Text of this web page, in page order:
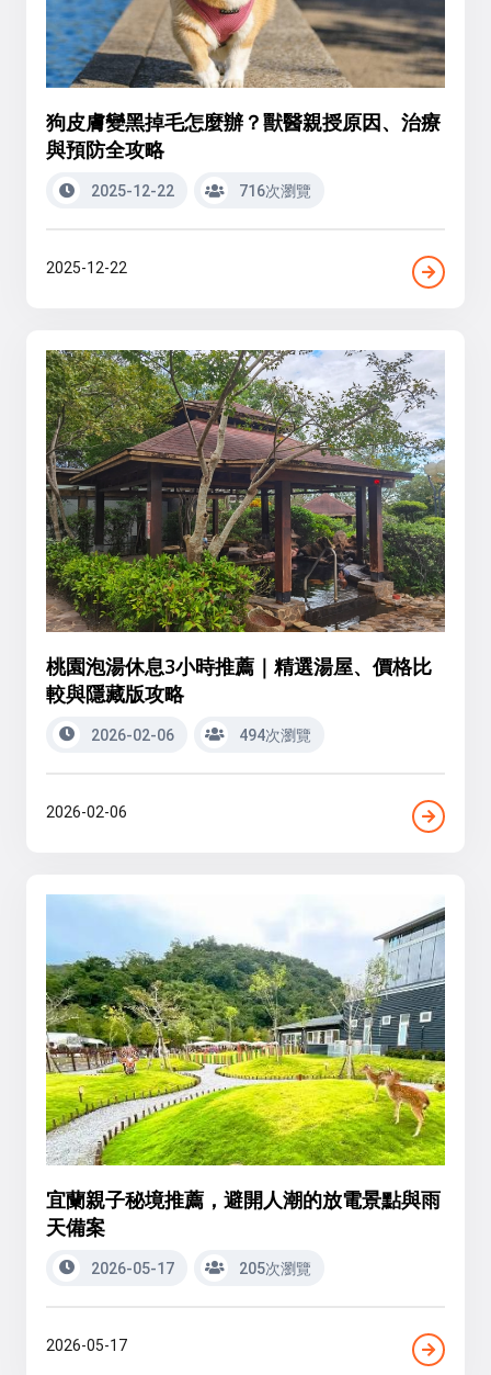
狗皮膚變黑掉毛怎麼辦？獸醫親授原因、治療
與預防全攻略
2025-12-22 716次瀏覽
2025-12-22
桃園泡湯休息3小時推薦｜精選湯屋、價格比
較與隱藏版攻略
2026-02-06 494次瀏覽
2026-02-06
宜蘭親子秘境推薦，避開人潮的放電景點與雨
天備案
2026-05-17 205次瀏覽
2026-05-17